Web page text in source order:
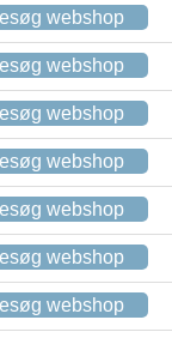
webshop
webshop
webshop
webshop
webshop
webshop
webshop